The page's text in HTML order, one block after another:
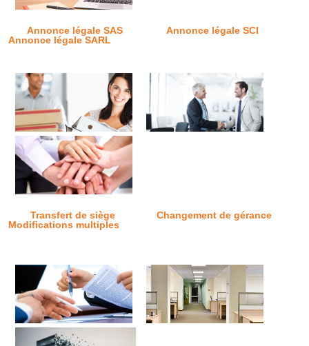
Annonce légale SAS
Annonce légale SCI
Annonce légale SARL
Transfert de siège
Changement de gérance
Modifications multiples